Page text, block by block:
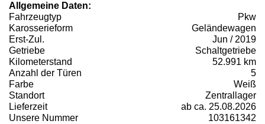
Allgemeine Daten:
Fahrzeugtyp
Pkw
Karosserieform
Geländewagen
Erst-Zul.
Jun / 2019
Getriebe
Schaltgetriebe
Kilometerstand
52.991 km
Anzahl der Türen
5
Farbe
Weiß
Standort
Zentrallager
Lieferzeit
ab ca. 25.08.2026
Unsere Nummer
103161342